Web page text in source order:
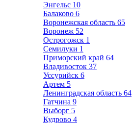
Энгельс 10
Балаково 6
Воронежская область 65
Воронеж 52
Острогожск 1
Семилуки 1
Приморский край 64
Владивосток 37
Уссурийск 6
Артем 5
Ленинградская область 64
Гатчина 9
Выборг 5
Кудрово 4